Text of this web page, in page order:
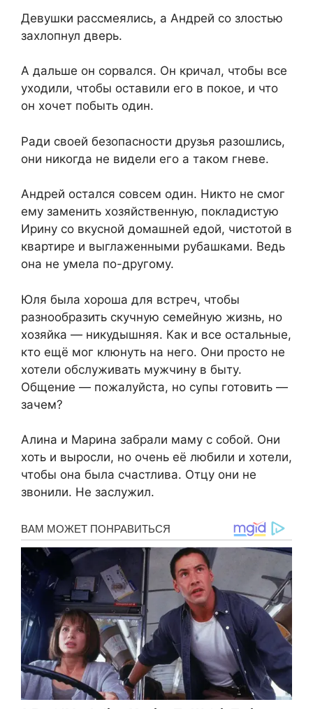
Девушки рассмеялись, а Андрей со злостью
захлопнул дверь.
А дальше он сорвался. Он кричал, чтобы все
уходили, чтобы оставили его в покое, и что
он хочет побыть один.
Ради своей безопасности друзья разошлись,
они никогда не видели его а таком гневе.
Андрей остался совсем один. Никто не смог
ему заменить хозяйственную, покладистую
Ирину со вкусной домашней едой, чистотой в
квартире и выглаженными рубашками. Ведь
она не умела по-другому.
Юля была хороша для встреч, чтобы
разнообразить скучную семейную жизнь, но
хозяйка — никудышняя. Как и все остальные,
кто ещё мог клюнуть на него. Они просто не
хотели обслуживать мужчину в быту.
Общение — пожалуйста, но супы готовить —
зачем?
Алина и Марина забрали маму с собой. Они
хоть и выросли, но очень её любили и хотели,
чтобы она была счастлива. Отцу они не
звонили. Не заслужил.